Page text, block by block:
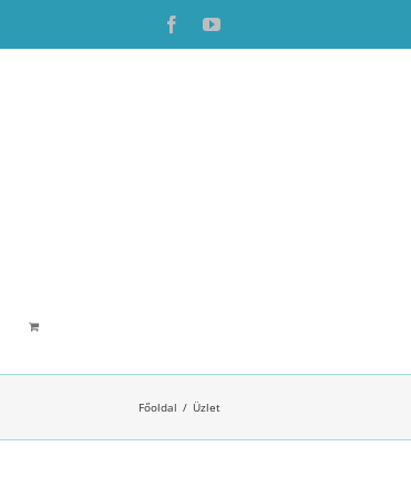
FacebookYouTube
Főoldal Üzlet